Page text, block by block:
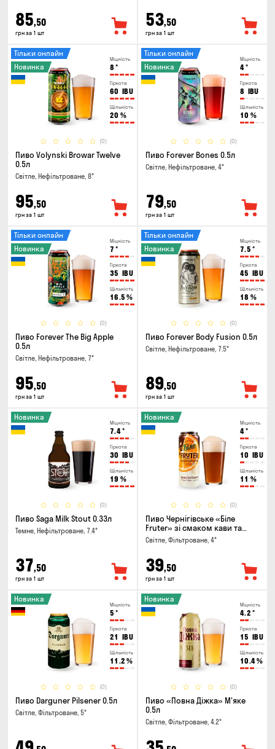
85,50
грн за 1 шт
53,50
грн за 1 шт
Міцність
8 °
Гіркота
60 IBU
Щільність
20 %
(0)
Тільки онлайн
Новинка
Пиво Volynski Browar Twelve
0.5л
Світле, Нефільтроване, 8°
95,50
грн за 1 шт
Міцність
4°
Гіркота
8 IBU
Щільність
10 %
(0)
Тільки онлайн
Новинка
Пиво Forever Bones 0.5л
Світле, Нефільтроване, 4°
79,50
грн за 1 шт
Міцність
7 °
Гіркота
35 IBU
Щільність
16.5 %
(0)
Тільки онлайн
Новинка
Пиво Forever The Big Apple
0.5л
Світле, Нефільтроване, 7°
95,50
грн за 1 шт
Міцність
7.5 °
Гіркота
45 IBU
Щільність
18 %
(0)
Тільки онлайн
Новинка
Пиво Forever Body Fusion 0.5л
Світле, Нефільтроване, 7.5°
89,50
грн за 1 шт
Міцність
7.4°
Гіркота
30 IBU
Щільність
19 %
(0)
Новинка
Пиво Saga Milk Stout 0.33л
Темне, Нефільтроване, 7.4°
37,50
грн за 1 шт
Міцність
4°
Гіркота
10 IBU
Щільність
11 %
(0)
Новинка
Пиво Чернігівське «Біле
Fruter» зі смаком кави та
апельсину 0.5л
Світле, Фільтроване, 4°
39,50
грн за 1 шт
Міцність
5 °
Гіркота
21 IBU
Щільність
11.2 %
(0)
Новинка
Пиво Darguner Pilsener 0.5л
Світле, Фільтроване, 5°
Міцність
4.2 °
Гіркота
15 IBU
Щільність
10.4%
(0)
Новинка
Пиво «Повна Діжка» М'яке
0.5л
Світле, Фільтроване, 4.2°